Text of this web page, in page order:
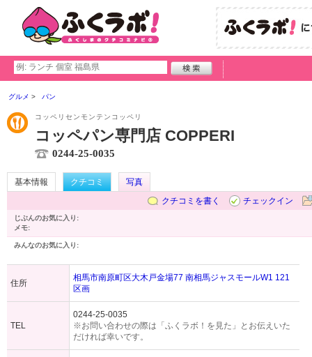
グルメ パン
コッペリセンモンテンコッペリ
コッペパン専門店 COPPERI
0244-25-0035
基本情報 クチコミ
写真
クチコミを書く
チェックイン
じぶんのお気に入り:
メモ:
みんなのお気に入り:
住所
相馬市南原町区大木戸金場77 南相馬ジャスモールW1 121
区画
TEL
0244-25-0035
※お問い合わせの際は「ふくラボ！を見た」とお伝えいた
だければ幸いです。